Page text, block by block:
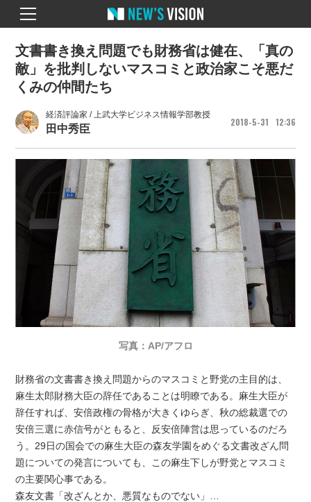
経済評論家 / 上武大学ビジネス情報学部教授
田中秀臣
2018 5 31 12 36
文書書き換え問題でも財務省は健在、「真の
敵」を批判しないマスコミと政治家こそ悪だ
くみの仲間たち
写真：AP/アフロ
財務省の文書書き換え問題からのマスコミと野党の主目的は、
麻生太郎財務大臣の辞任であることは明瞭である。麻生大臣が
辞任すれば、安倍政権の骨格が大きくゆらぎ、秋の総裁選での
安倍三選に赤信号がともると、反安倍陣営は思っているのだろ
う。29日の国会での麻生大臣の森友学園をめぐる文書改ざん問
題についての発言についても、この麻生下しが野党とマスコミ
の主要関心事である。
森友文書「改ざんとか、悪質なものでない」…